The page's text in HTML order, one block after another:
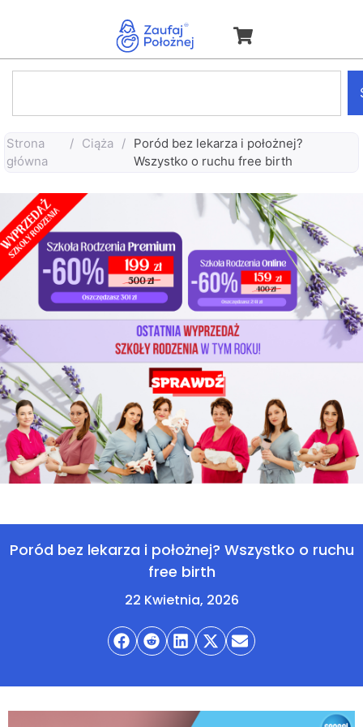
Strona
główna
/ Ciąża / Poród bez lekarza i położnej?
Wszystko o ruchu free birth
Poród bez lekarza i położnej? Wszystko o ruchu
free birth
22 Kwietnia, 2026